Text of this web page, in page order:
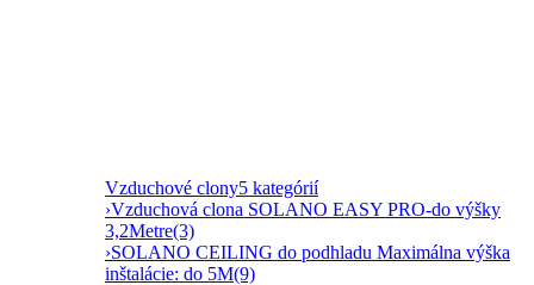
Vzduchové clony5 kategórií
›Vzduchová clona SOLANO EASY PRO-do výšky
3,2Metre(3)
›SOLANO CEILING do podhladu Maximálna výška
inštalácie: do 5M(9)